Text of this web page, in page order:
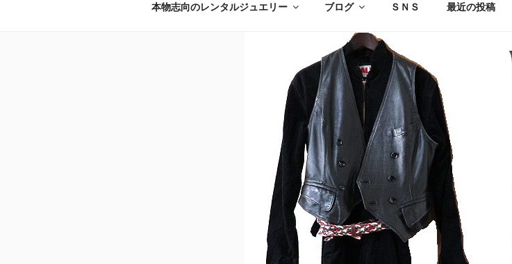
本物志向のレンタルジュエリー ブログ ＳＮＳ 最近の投稿